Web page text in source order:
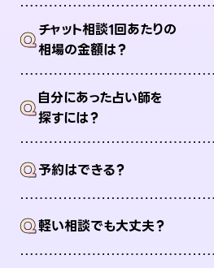
Qチャット相談1回あたりの
相場の金額は？
Q自分にあった占い師を
探すには？
Q予約はできる？
Q軽い相談でも大丈夫？